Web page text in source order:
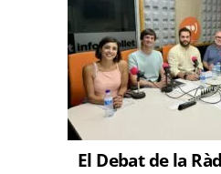
El Debat de la